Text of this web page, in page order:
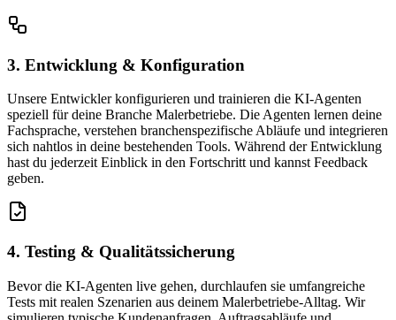
3. Entwicklung & Konfiguration
Unsere Entwickler konfigurieren und trainieren die KI-Agenten
speziell für deine Branche Malerbetriebe. Die Agenten lernen deine
Fachsprache, verstehen branchenspezifische Abläufe und integrieren
sich nahtlos in deine bestehenden Tools. Während der Entwicklung
hast du jederzeit Einblick in den Fortschritt und kannst Feedback
geben.
4. Testing & Qualitätssicherung
Bevor die KI-Agenten live gehen, durchlaufen sie umfangreiche
Tests mit realen Szenarien aus deinem Malerbetriebe-Alltag. Wir